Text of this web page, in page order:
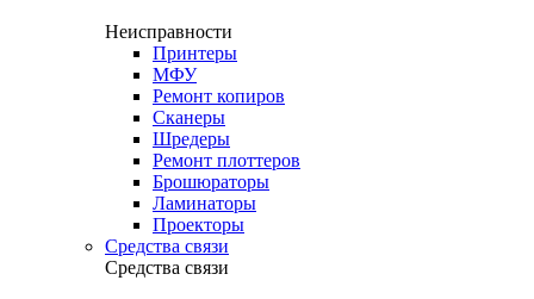
Неисправности
Принтеры
МФУ
Ремонт копиров
Сканеры
Шредеры
Ремонт плоттеров
Брошюраторы
Ламинаторы
Проекторы
Средства связи
Средства связи